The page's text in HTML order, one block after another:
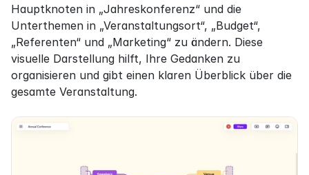
Hauptknoten in „Jahreskonferenz“ und die
Unterthemen in „Veranstaltungsort“, „Budget“,
„Referenten“ und „Marketing“ zu ändern. Diese
visuelle Darstellung hilft, Ihre Gedanken zu
organisieren und gibt einen klaren Überblick über die
gesamte Veranstaltung.